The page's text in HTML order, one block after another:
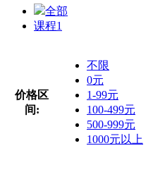
全部
课程1
价格区
间:
不限
0元
1-99元
100-499元
500-999元
1000元以上